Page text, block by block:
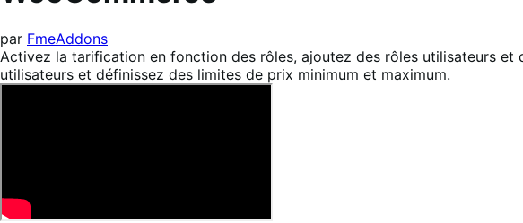
par FmeAddons
Activez la tarification en fonction des rôles, ajoutez des rôles utilisateurs
utilisateurs et définissez des limites de prix minimum et maximum.